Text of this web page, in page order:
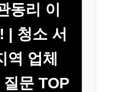
동리 이
| 청소 서
업체
문 TOP